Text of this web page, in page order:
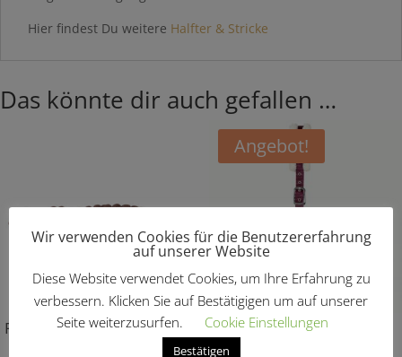
Hier findest Du weitere Halfter & Stricke
Das könnte dir auch gefallen …
Führstrick weich „Howard“
Angebot!
Halfter unterlegt
Wir verwenden Cookies für die Benutzererfahrung
auf unserer Website
Diese Website verwendet Cookies, um Ihre Erfahrung zu
verbessern. Klicken Sie auf Bestätigigen um auf unserer
Seite weiterzusurfen.
Cookie Einstellungen
Bestätigen